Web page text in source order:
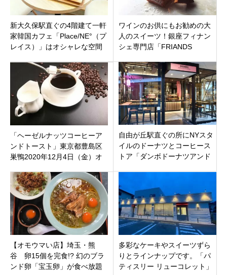
新大久保駅直ぐの4階建て一軒
家韓国カフェ「Place/NE°（プ
レイス）」はオシャレな空間
新宿区百人町
ワインのお供にもお勧めの大
人のスイーツ！銀座フィナン
シェ専門店「FRIANDS
「ヘーゼルナッツコーヒーア
ンドトースト」東京都豊島区
巣鴨2020年12月4日（金）オ
自由が丘駅直ぐの所にNYスタ
イルのドーナツとコーヒース
トア「ダンボドーナツアンド
【オモウマい店】埼玉・熊
谷 卵15個を完食!? 幻のブラ
ンド卵「宝玉卵」が食べ放題
多彩なケーキやスイーツずら
りとラインナップです。「パ
ティスリー リューコレット」